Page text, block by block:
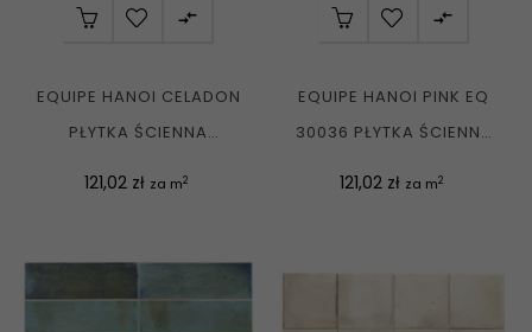

EQUIPE HANOI CELADON
PŁYTKA ŚCIENNA
Cena
121,02 zł za m2

EQUIPE HANOI PINK EQ
30036 PŁYTKA ŚCIENNA
Cena
121,02 zł za m2